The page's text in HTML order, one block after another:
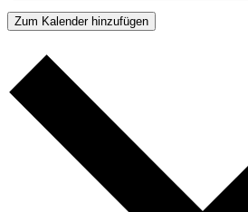
Zum Kalender hinzufügen